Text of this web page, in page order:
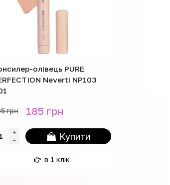
олівець PURE
Neverti NP103
грн 185 грн
Купити
в 1 клік